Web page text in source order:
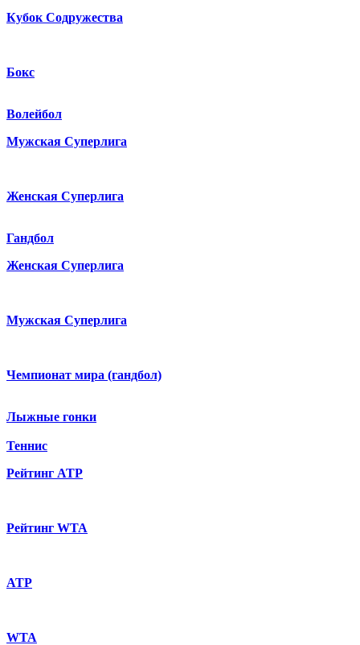
Кубок Содружества
Бокс
Волейбол
Мужская Суперлига
Женская Суперлига
Гандбол
Женская Суперлига
Мужская Суперлига
Чемпионат мира (гандбол)
Лыжные гонки
Теннис
Рейтинг ATP
Рейтинг WTA
ATP
WTA